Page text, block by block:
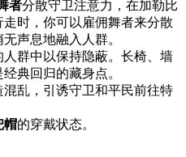
者分散守卫注意力，在加勒比
时，你可以雇佣舞者来分散
声息地融入人群。
人群中以保持隐蔽。长椅、墙
典回归的藏身点。
混乱，引诱守卫和平民前往特
帽的穿戴状态。